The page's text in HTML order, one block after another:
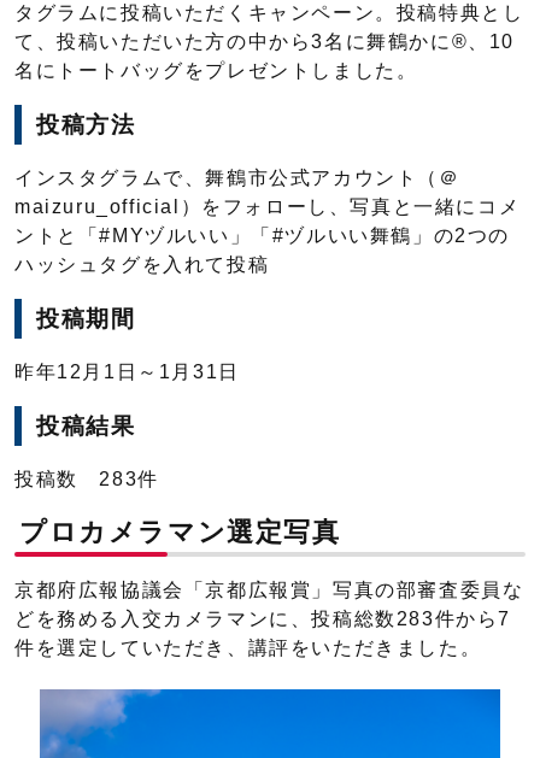
タグラムに投稿いただくキャンペーン。投稿特典とし
て、投稿いただいた方の中から3名に舞鶴かに®、10
名にトートバッグをプレゼントしました。
投稿方法
インスタグラムで、舞鶴市公式アカウント（＠
maizuru_official）をフォローし、写真と一緒にコメ
ントと「#MYヅルいい」「#ヅルいい舞鶴」の2つの
ハッシュタグを入れて投稿
投稿期間
昨年12月1日～1月31日
投稿結果
投稿数 283件
プロカメラマン選定写真
京都府広報協議会「京都広報賞」写真の部審査委員な
どを務める入交カメラマンに、投稿総数283件から7
件を選定していただき、講評をいただきました。